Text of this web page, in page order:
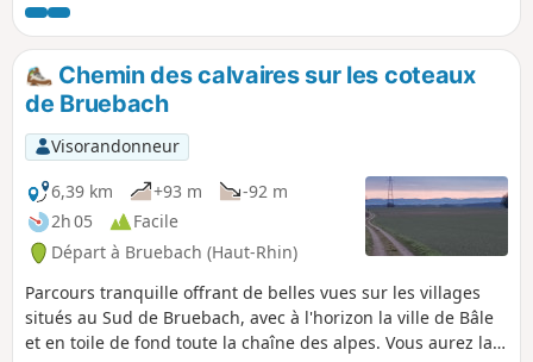
tour de l'étang, impressionnant par sa superficie et
agréable en toutes saisons, de nombreux bancs jalonnent
le parcours.
Chemin des calvaires sur les coteaux
de Bruebach
Visorandonneur
6,39 km
+93 m
-92 m
2h 05
Facile
Départ à Bruebach (Haut-Rhin)
Parcours tranquille offrant de belles vues sur les villages
situés au Sud de Bruebach, avec à l'horizon la ville de Bâle
et en toile de fond toute la chaîne des alpes. Vous aurez la